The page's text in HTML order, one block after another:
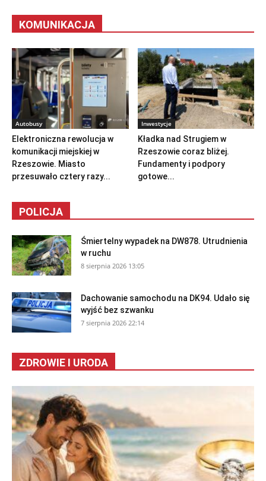
KOMUNIKACJA
Autobusy
Elektroniczna rewolucja w
komunikacji miejskiej w
Rzeszowie. Miasto
przesuwało cztery razy...
Inwestycje
Kładka nad Strugiem w
Rzeszowie coraz bliżej.
Fundamenty i podpory
gotowe...
POLICJA
Śmiertelny wypadek na DW878. Utrudnienia
w ruchu
8 sierpnia 2026 13:05
Dachowanie samochodu na DK94. Udało się
wyjść bez szwanku
7 sierpnia 2026 22:14
ZDROWIE I URODA